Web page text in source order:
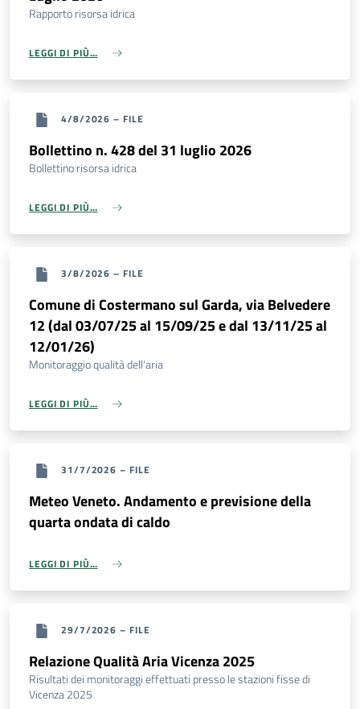
Rapporto risorsa idrica
LEGGI DI PIÙ…
4/8/2026 – FILE
Bollettino n. 428 del 31 luglio 2026
Bollettino risorsa idrica
LEGGI DI PIÙ…
3/8/2026 – FILE
Comune di Costermano sul Garda, via Belvedere
12 (dal 03/07/25 al 15/09/25 e dal 13/11/25 al
12/01/26)
Monitoraggio qualità dell'aria
LEGGI DI PIÙ…
31/7/2026 – FILE
Meteo Veneto. Andamento e previsione della
quarta ondata di caldo
LEGGI DI PIÙ…
29/7/2026 – FILE
Relazione Qualità Aria Vicenza 2025
Risultati dei monitoraggi effettuati presso le stazioni fisse di
Vicenza 2025